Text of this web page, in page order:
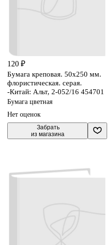
120 ₽
Бумага креповая. 50х250 мм.
флористическая. серая.
-Китай: Альт, 2-052/16 454701
Бумага цветная
Нет оценок
Забрать
из магазина